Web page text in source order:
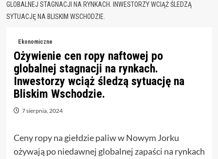
GLOBALNEJ STAGNACJI NA RYNKACH. INWESTORZY WCIĄŻ ŚLEDZĄ
SYTUACJĘ NA BLISKIM WSCHODZIE.
Ekonomiczne
Ożywienie cen ropy naftowej po
globalnej stagnacji na rynkach.
Inwestorzy wciąż śledzą sytuację na
Bliskim Wschodzie.
7 sierpnia, 2024
Ceny ropy na giełdzie paliw w Nowym Jorku
ożywają po niedawnej globalnej zapaści na rynkach